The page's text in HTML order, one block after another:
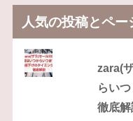
人気の投稿とペー
zara(
らい
徹底解